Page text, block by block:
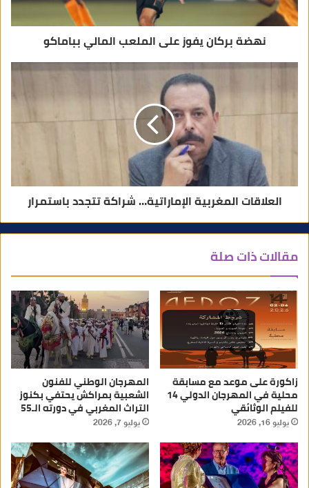
ي
نهضة بركان يفوز على الملعب المالي بباماكو
العلاقات المغربية الإماراتية… شراكة تتجدد باستمرار
مقالات ذات صلة
زاكورة على موعد مع مسابقة
محلية في المهرجان الدولي 14
للفيلم الوثائقي
يوليو 16, 2026
المهرجان الوطني للفنون
الشعبية بمراكش يحتفي بكنوز
التراث المغربي في دورته الـ55
يوليو 7, 2026